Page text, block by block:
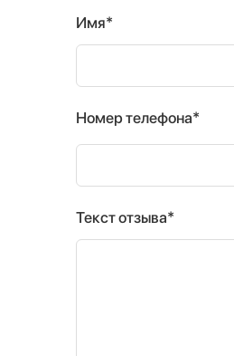
Имя*
Номер телефона*
Текст отзыва*